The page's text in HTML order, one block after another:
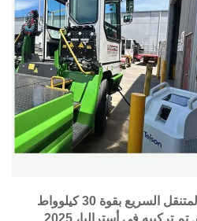
شاحن تيسون دي سي المتنقل السريع بقوة 30 كيلوواط
في أستراليا، 2025